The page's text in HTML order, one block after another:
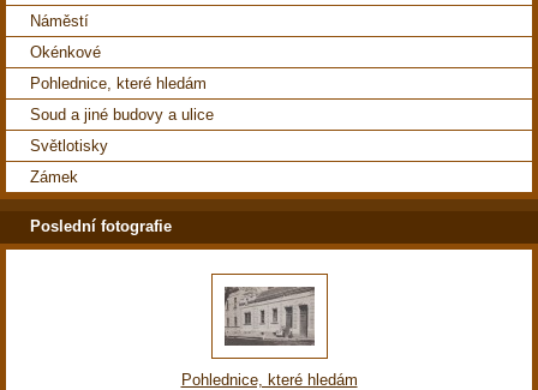
Náměstí
Okénkové
Pohlednice, které hledám
Soud a jiné budovy a ulice
Světlotisky
Zámek
Poslední fotografie
Pohlednice, které hledám